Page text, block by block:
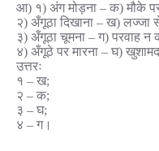
आ) १) अंग मोड़ना – क) मौके पर
२) अँगूठा दिखाना – ख) लज्जा
३) अँगूठा चूमना – ग) परवाह न
४) अँगूठे पर मारना – घ)
उत्तरः
१ – ख;
२ – क;
३ – घ;
४ – ग।